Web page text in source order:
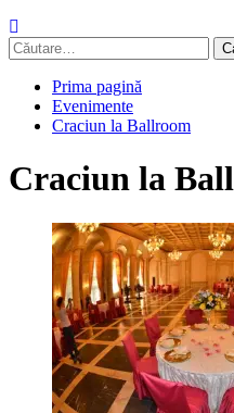
Caută
după:
Prima pagină
Evenimente
Craciun la Ballroom
Craciun la